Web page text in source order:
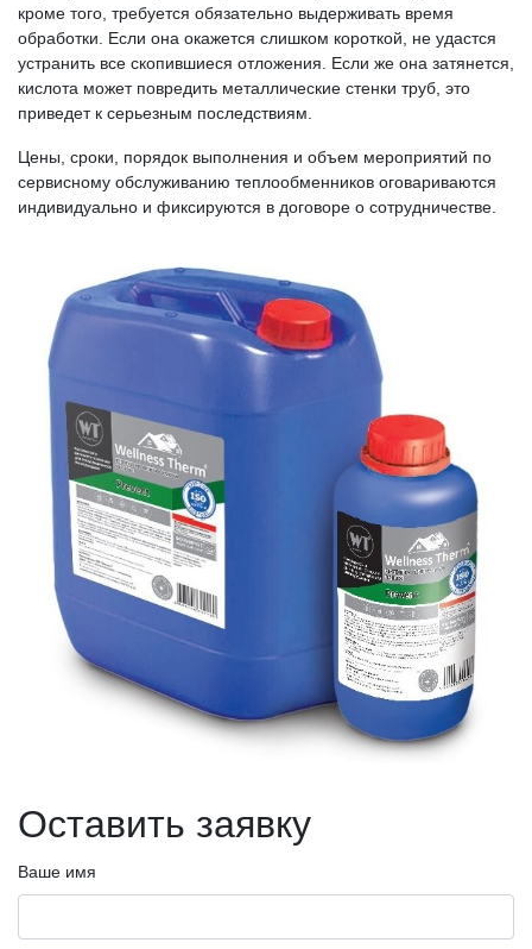
кроме того, требуется обязательно выдерживать время
обработки. Если она окажется слишком короткой, не удастся
устранить все скопившиеся отложения. Если же она затянется,
кислота может повредить металлические стенки труб, это
приведет к серьезным последствиям.
Цены, сроки, порядок выполнения и объем мероприятий по
сервисному обслуживанию теплообменников оговариваются
индивидуально и фиксируются в договоре о сотрудничестве.
Оставить заявку
Ваше имя